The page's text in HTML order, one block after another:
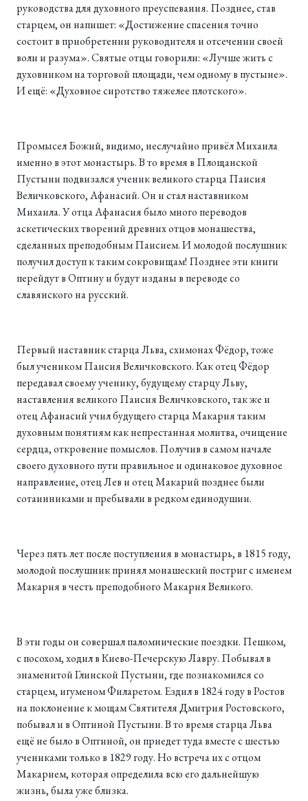
руководства для духовного преуспевания. Позднее, став
старцем, он напишет: «Достижение спасения точно
состоит в приобретении руководителя и отсечении своей
воли и разума». Святые отцы говорили: «Лучше жить с
духовником на торговой площади, чем одному в пустыне».
И ещё: «Духовное сиротство тяжелее плотского».
Промысел Божий, видимо, неслучайно привёл Михаила
именно в этот монастырь. В то время в Площанской
Пустыни подвизался ученик великого старца Паисия
Величковского, Афанасий. Он и стал наставником
Михаила. У отца Афанасия было много переводов
аскетических творений древних отцов монашества,
сделанных преподобным Паисием. И молодой послушник
получил доступ к таким сокровищам! Позднее эти книги
перейдут в Оптину и будут изданы в переводе со
славянского на русский.
Первый наставник старца Льва, схимонах Фёдор, тоже
был учеником Паисия Величковского. Как отец Фёдор
передавал своему ученику, будущему старцу Льву,
наставления великого Паисия Величковского, так же и
отец Афанасий учил будущего старца Макария таким
духовным понятиям как непрестанная молитва, очищение
сердца, откровение помыслов. Получив в самом начале
своего духовного пути правильное и одинаковое духовное
направление, отец Лев и отец Макарий позднее были
сотаинниками и пребывали в редком единодушии.
Через пять лет после поступления в монастырь, в 1815 году,
молодой послушник принял монашеский постриг с именем
Макария в честь преподобного Макария Великого.
В эти годы он совершал паломнические поездки. Пешком,
с посохом, ходил в Киево-Печерскую Лавру. Побывал в
знаменитой Глинской Пустыни, где познакомился со
старцем, игуменом Филаретом. Ездил в 1824 году в Ростов
на поклонение к мощам Святителя Дмитрия Ростовского,
побывал и в Оптиной Пустыни. В то время старца Льва
ещё не было в Оптиной, он приедет туда вместе с шестью
учениками только в 1829 году. Но встреча их с отцом
Макарием, которая определила всю его дальнейшую
жизнь, была уже близка.